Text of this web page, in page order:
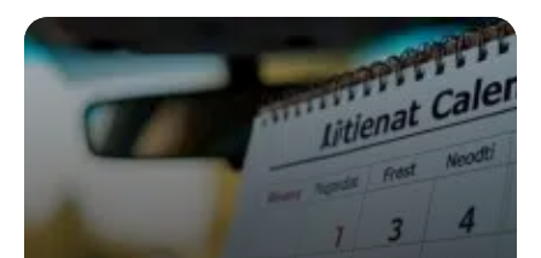
sous surveillance numérique : ce que
cela signifie pour vous
9 mars 2026